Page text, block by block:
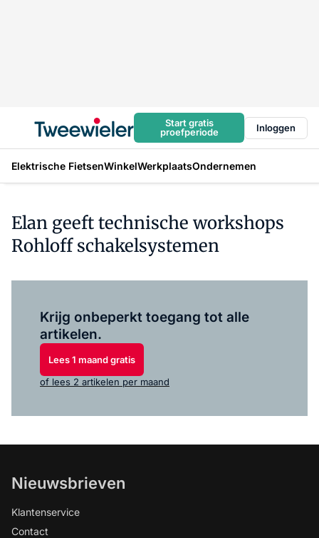
Start gratis
proefperiode
Inloggen
Elektrische FietsenWinkelWerkplaatsOndernemen
Elan geeft technische workshops
Rohloff schakelsystemen
Krijg onbeperkt toegang tot alle
artikelen.
Lees 1 maand gratis
of lees 2 artikelen per maand
Nieuwsbrieven
Klantenservice
Contact